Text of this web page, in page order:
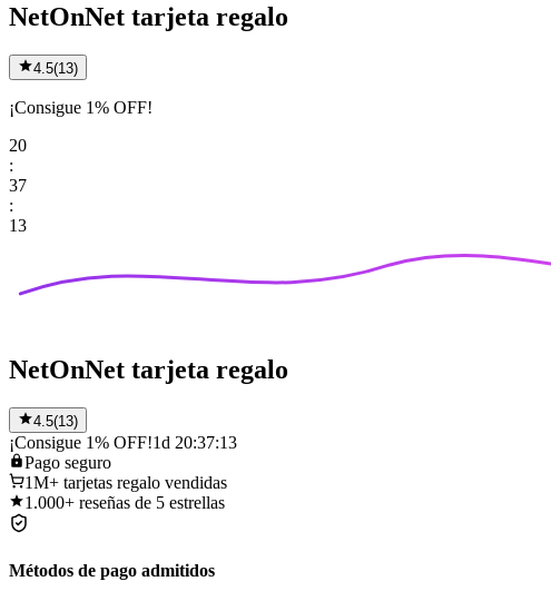
NetOnNet tarjeta regalo
4.5(13)
¡Consigue 1% OFF!
20
:
37
:
13
NetOnNet tarjeta regalo
4.5(13)
¡Consigue 1% OFF!1d 20:37:13
Pago seguro
1M+ tarjetas regalo vendidas
1.000+ reseñas de 5 estrellas
Métodos de pago admitidos